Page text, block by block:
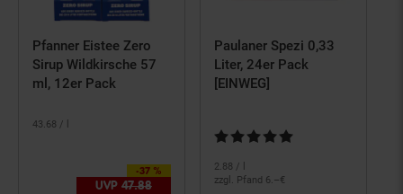
Pfanner Eistee Zero
Sirup Wildkirsche 57
ml, 12er Pack
43.68 / l
-37 %
Sie Sparen 37 Prozent,
UVP 47.88 88€
Paulaner Spezi 0,33
Liter, 24er Pack
[EINWEG]
Kundenbewertung: 4,88 von 5
2.88 / l
zzgl. Pfand 6.–€